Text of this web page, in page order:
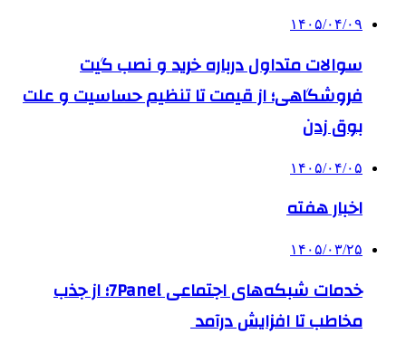
۱۴۰۵/۰۴/۰۹
سوالات متداول درباره خرید و نصب گیت
فروشگاهی؛ از قیمت تا تنظیم حساسیت و علت
بوق زدن
۱۴۰۵/۰۴/۰۵
اخبار هفته
۱۴۰۵/۰۳/۲۵
خدمات شبکه‌های اجتماعی 7Panel؛ از جذب
مخاطب تا افزایش درآمد